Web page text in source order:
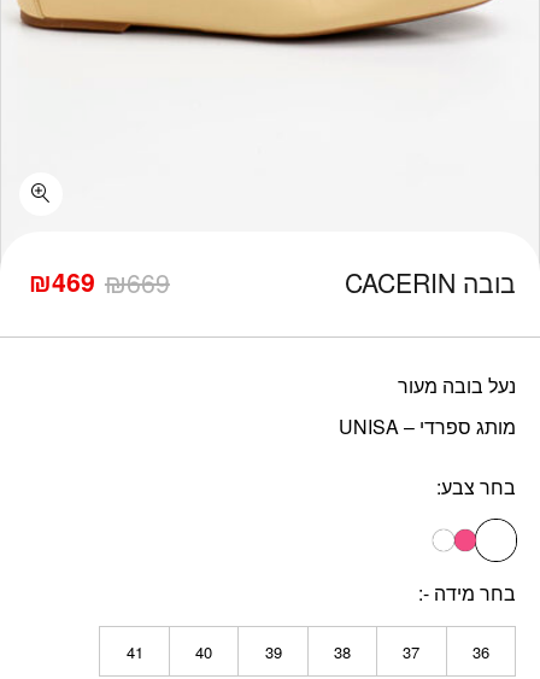
בובה CACERIN ₪669
המחיר
המקורי
₪469 המחיר
הנוכחי
נעל בובה מעור
מותג ספרדי – UNISA
בחר צבע
ורוד פוקסיה
גוף מבריק
בחר מידה -
36
37
38
39
40
41